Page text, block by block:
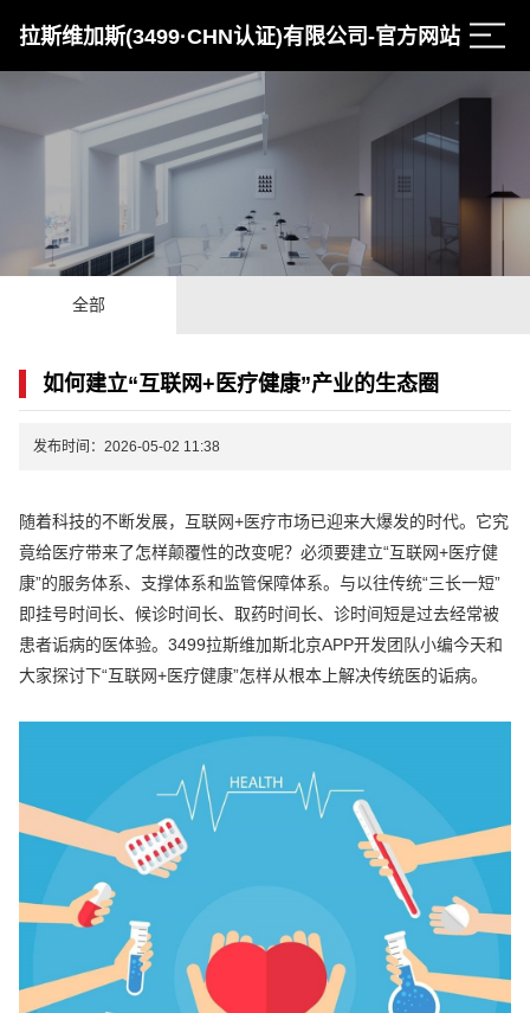
拉斯维加斯(3499·CHN认证)有限公司-官方网站
全部
如何建立“互联网+医疗健康”产业的生态圈
发布时间：2026-05-02 11:38
随着科技的不断发展，互联网+医疗市场已迎来大爆发的时代。它究
竟给医疗带来了怎样颠覆性的改变呢？必须要建立“互联网+医疗健
康”的服务体系、支撑体系和监管保障体系。与以往传统“三长一短”
即挂号时间长、候诊时间长、取药时间长、诊时间短是过去经常被
患者诟病的医体验。3499拉斯维加斯北京APP开发团队小编今天和
大家探讨下“互联网+医疗健康”怎样从根本上解决传统医的诟病。